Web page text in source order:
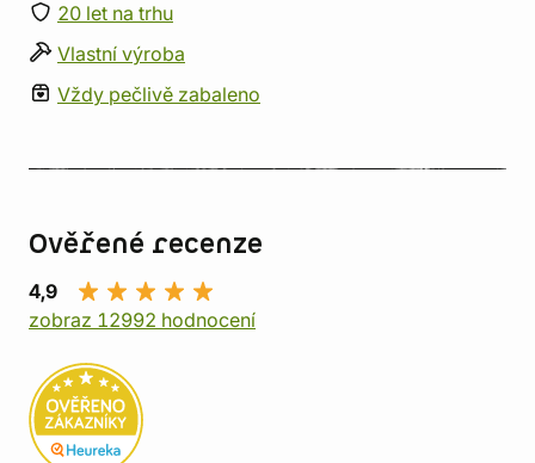
20 let na trhu
Vlastní výroba
Vždy pečlivě zabaleno
Ověřené recenze
4,9
zobraz 12992 hodnocení